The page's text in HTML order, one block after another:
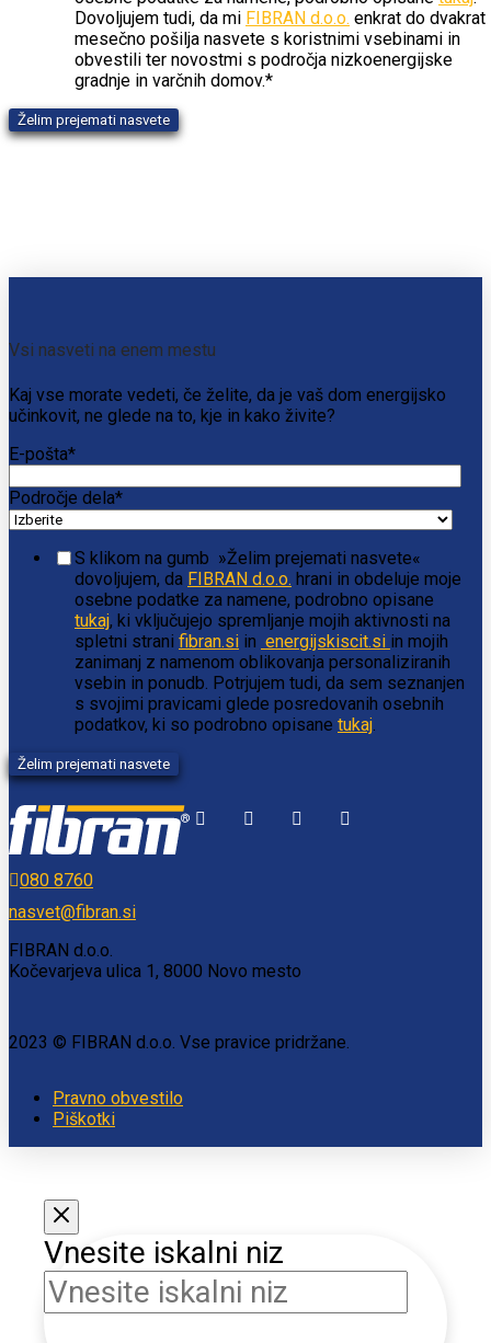
Dovoljujem tudi, da mi FIBRAN d.o.o. enkrat do dvakrat
mesečno pošilja nasvete s koristnimi vsebinami in
obvestili ter novostmi s področja nizkoenergijske
gradnje in varčnih domov.*
Vsi nasveti na enem mestu
Kaj vse morate vedeti, če želite, da je vaš dom energijsko
učinkovit, ne glede na to, kje in kako živite?
E-pošta*
Področje dela*
S klikom na gumb »Želim prejemati nasvete«
dovoljujem, da FIBRAN d.o.o. hrani in obdeluje moje
osebne podatke za namene, podrobno opisane
tukaj, ki vključujejo spremljanje mojih aktivnosti na
spletni strani fibran.si in energijskiscit.si in mojih
zanimanj z namenom oblikovanja personaliziranih
vsebin in ponudb. Potrjujem tudi, da sem seznanjen
s svojimi pravicami glede posredovanih osebnih
podatkov, ki so podrobno opisane tukaj
080 8760
nasvet@fibran.si
FIBRAN d.o.o.
Kočevarjeva ulica 1, 8000 Novo mesto
2023 © FIBRAN d.o.o. Vse pravice pridržane.
Pravno obvestilo
Piškotki
Vnesite iskalni niz